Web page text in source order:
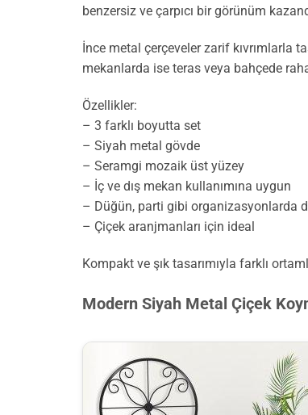
benzersiz ve çarpıcı bir görünüm
İnce metal çerçeveler zarif kıvrımlarla
mekanlarda ise teras veya bahçede
Özellikler:
– 3 farklı boyutta set
– Siyah metal gövde
– Seramgi mozaik üst yüzey
– İç ve dış mekan kullanımına uygun
– Düğün, parti gibi organizasyonlarda
– Çiçek aranjmanları için ideal
Kompakt ve şık tasarımıyla farklı
Modern Siyah Metal Çiçek